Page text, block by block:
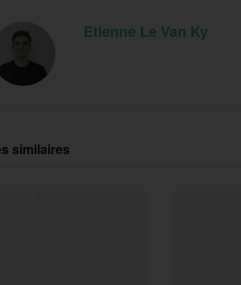
Etienne Le Van Ky
similaires